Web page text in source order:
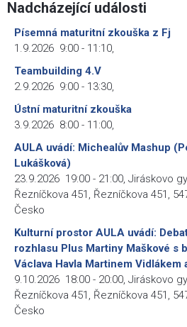
Nadcházející události
Písemná maturitní zkouška z Fj
1.9.2026 9:00 - 11:10,
Teambuilding 4.V
2.9.2026 9:00 - 13:30,
Ústní maturitní zkouška
3.9.2026 8:00 - 11:00,
AULA uvádí: Michealův Mashup
Lukášková)
23.9.2026 19:00 - 21:00, Jiráskovo
Řezníčkova 451, Řezníčkova 451,
Česko
Kulturní prostor AULA uvádí:
rozhlasu Plus Martiny Maškové s
Václava Havla Martinem Vidlákem
9.10.2026 18:00 - 20:00, Jiráskovo
Řezníčkova 451, Řezníčkova 451,
Česko